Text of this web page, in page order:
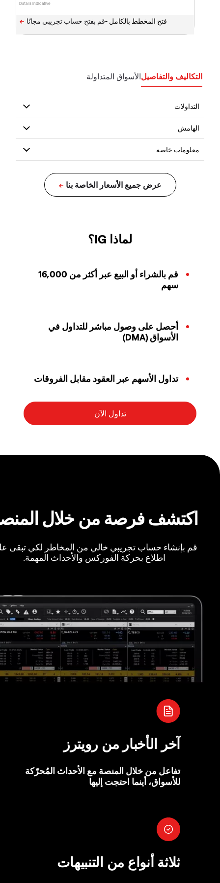
Data is indicative
فتح المخطط بالكامل -
التكاليف والتفاصيلالأسواق المتداولة
لماذا IG؟
قم بالشراء أو البيع عبر أكثر من 16,000
سهم
أحصل على وصول مباشر للتداول في
الأسواق (DMA)
تداول الأسهم عبر العقود مقابل الفروقات
اكتشف فرصة من خلال
قم بإنشاء حساب تجريبي خالي من المخاطر لكي تبقى
اطلاع بحركة الفوركس والأحداث المهمة.
آخر الأخبار من رويترز
تفاعل من خلال المنصة مع الأحداث المُحرّكة
للأسواق، أينما احتجت إليها
ثلاثة أنواع من التنبيهات